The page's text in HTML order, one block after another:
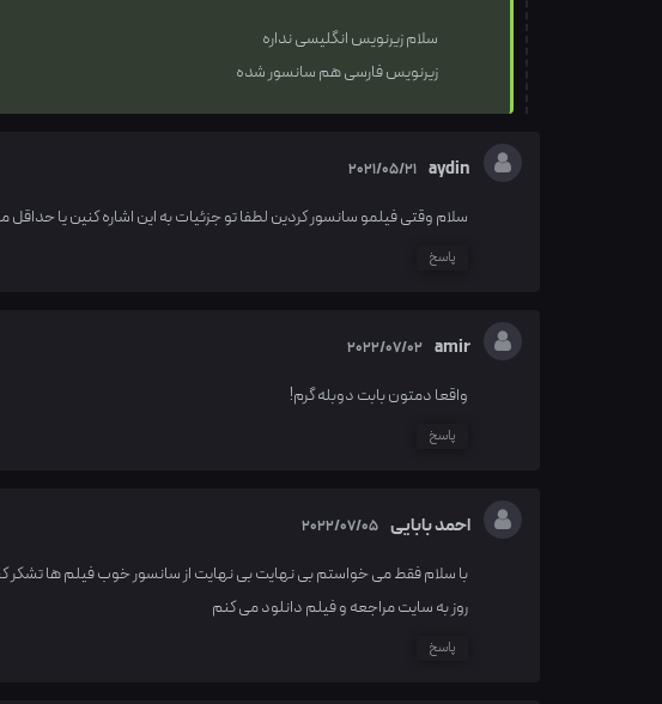
سلام زیرنویس انگلیسی نداره
زیرنویس فارسی هم سانسور شده
aydin
2021/05/21
سلام وقتی فیلمو سانسور کردین لطفا تو جزئیات به این اشاره کنین یا
پاسخ
amir
2022/07/02
واقعا دمتون بابت دوبله گرم!
پاسخ
احمد بابایی 2022/07/05
با سلام فقط می خواستم بی نهایت بی نهایت از سانسور خوب فیلم ها تشکر
روز به سایت مراجعه و فیلم دانلود می کنم
پاسخ